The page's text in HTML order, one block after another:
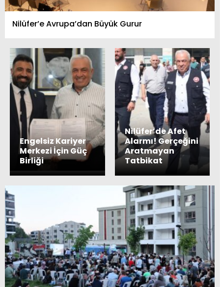
Nilüfer’e Avrupa’dan Büyük Gurur
Engelsiz Kariyer
Merkezi İçin Güç
Birliği
Nilüfer’de Afet
Alarmı! Gerçeğini
Aratmayan
Tatbikat